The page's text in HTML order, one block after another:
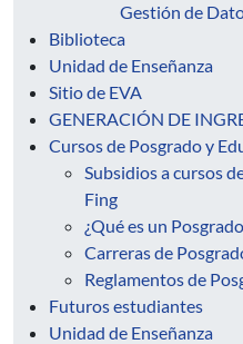
Gestión de
Biblioteca
Unidad de Enseñanza
Sitio de EVA
GENERACIÓN DE
Cursos de Posgrado y
Subsidios a cursos
Fing
¿Qué es un
Carreras de
Reglamentos de
Futuros estudiantes
Unidad de Enseñanza